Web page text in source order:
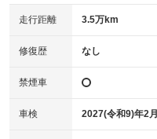
走行距離 3.5万km
修復歴 なし
禁煙車
車検 2027(令和9)年2月